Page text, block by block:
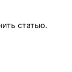
статью.